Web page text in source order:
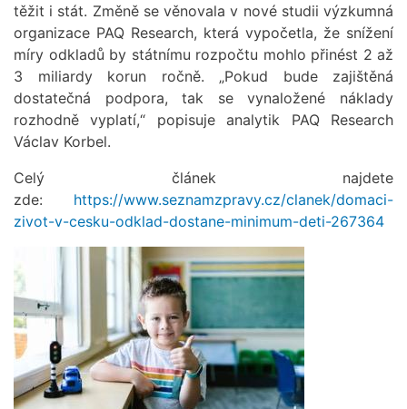
těžit i stát. Změně se věnovala v nové studii výzkumná
organizace PAQ Research, která vypočetla, že snížení
míry odkladů by státnímu rozpočtu mohlo přinést 2 až
3 miliardy korun ročně. „Pokud bude zajištěná
dostatečná podpora, tak se vynaložené náklady
rozhodně vyplatí,“ popisuje analytik PAQ Research
Václav Korbel.
Celý článek najdete
zde: https://www.seznamzpravy.cz/clanek/domaci-
zivot-v-cesku-odklad-dostane-minimum-deti-267364